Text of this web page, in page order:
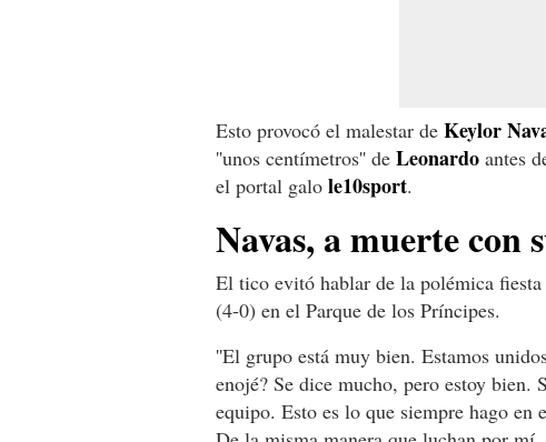
Esto provocó el malestar de Keylor
''unos centímetros'' de Leonardo antes
el portal galo le10sport.
Navas, a muerte con
El tico evitó hablar de la polémica
(4-0) en el Parque de los Príncipes.
''El grupo está muy bien. Estamos
enojé? Se dice mucho, pero estoy bien.
equipo. Esto es lo que siempre hago en